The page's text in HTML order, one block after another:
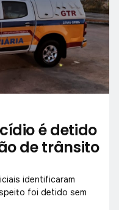
é detido
de trânsito
identificaram
foi detido sem